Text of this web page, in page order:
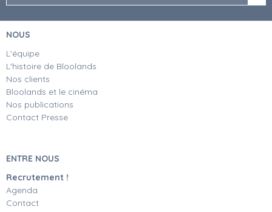
NOUS
L'équipe
L'histoire de Bloolands
Nos clients
Bloolands et le cinéma
Nos publications
Contact Presse
ENTRE NOUS
Recrutement !
Agenda
Contact